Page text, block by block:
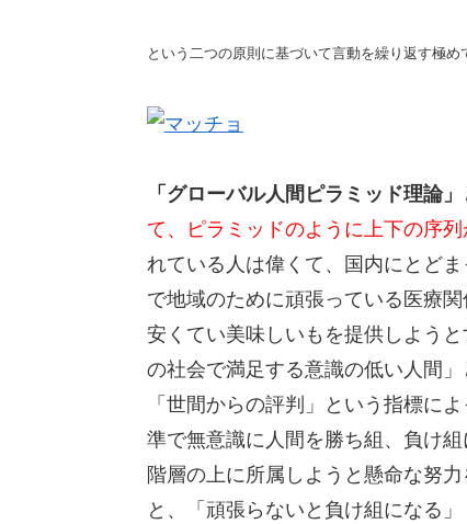
という二つの原則に基づいて言動を繰り返す極
「グローバル人間ピラミッド理論」
て、ピラミッドのように上下の序列
れている人は偉くて、国内にとど
で地域のために頑張っている医療
安くてい美味しいもを提供しよう
の社会で満足する意識の低い人間
「世間からの評判」という指標に
準で無意識に人間を勝ち組、負け
階層の上に所属しようと懸命な努
と、「頑張らないと負け組になる